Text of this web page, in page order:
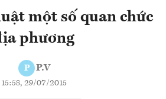
một số quan chức
phương
P P.V
15:58, 29/07/2015